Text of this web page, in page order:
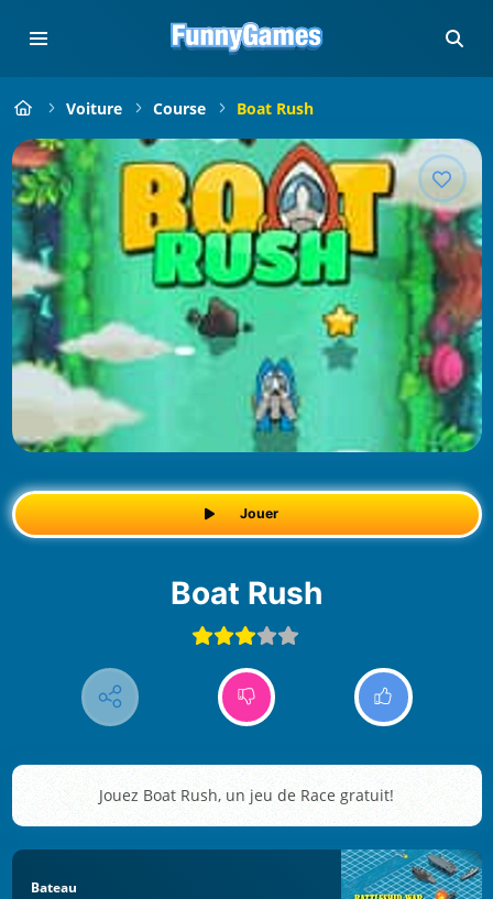
Voiture Course Boat Rush
Jouer
Boat Rush
Jouez Boat Rush, un jeu de Race gratuit!
Bateau